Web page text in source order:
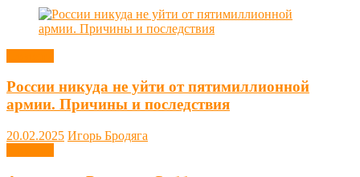
России никуда не уйти от пятимиллионной
армии. Причины и последствия
20.02.2025 Игорь Бродяга